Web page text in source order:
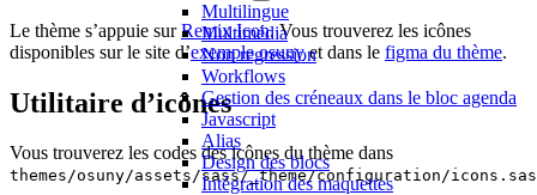
Multilingue
Multimédia
Non regression
Workflows
Gestion des créneaux dans le bloc agenda
Javascript
Alias
Design des blocs
Intégration des maquettes
Le thème s’appuie surRemix Icon. Vous trouverez les icônes
disponibles sur le site d’exemple osunyet dans le figma du thème.
Utilitaire d’icônes
Vous trouverez les codes des icônes du thème dans
themes/osuny/assets/sass/_theme/configuration/